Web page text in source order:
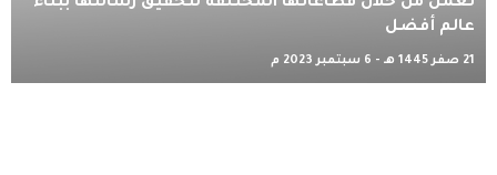
عالم أفضل
21 صفر 1445 هـ - 6 سبتمبر 2023 م